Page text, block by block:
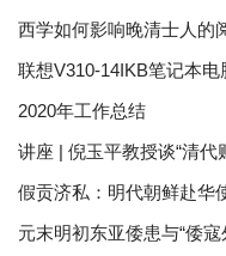
西学如何影响晚清士人的
联想V310-14IKB笔记本
2020年工作总结
讲座 | 倪玉平教授谈“清代
假贡济私：明代朝鲜赴华
元末明初东亚倭患与“倭